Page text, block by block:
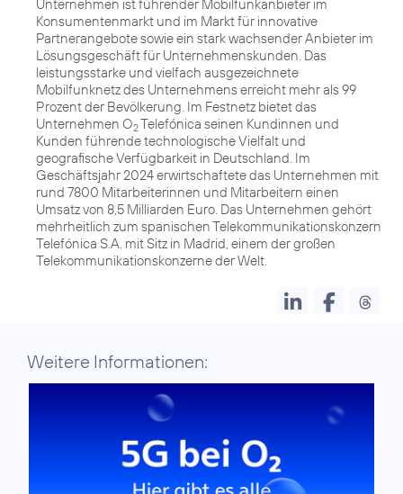
Unternehmen ist führender Mobilfunkanbieter im
Konsumentenmarkt und im Markt für innovative
Partnerangebote sowie ein stark wachsender Anbieter im
Lösungsgeschäft für Unternehmenskunden. Das
leistungsstarke und vielfach ausgezeichnete
Mobilfunknetz des Unternehmens erreicht mehr als 99
Prozent der Bevölkerung. Im Festnetz bietet das
Unternehmen O2Telefónica seinen Kundinnen und
Kunden führende technologische Vielfalt und
geografische Verfügbarkeit in Deutschland. Im
Geschäftsjahr 2024 erwirtschaftete das Unternehmen mit
rund 7800 Mitarbeiterinnen und Mitarbeitern einen
Umsatz von 8,5 Milliarden Euro. Das Unternehmen gehört
mehrheitlich zum spanischen Telekommunikationskonzern
Telefónica S.A. mit Sitz in Madrid, einem der großen
Telekommunikationskonzerne der Welt.
Weitere Informationen: